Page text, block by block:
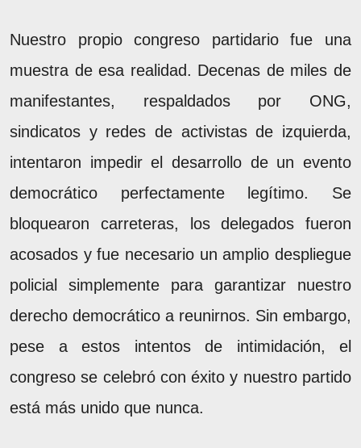
Nuestro propio congreso partidario fue una
muestra de esa realidad. Decenas de miles de
manifestantes, respaldados por ONG,
sindicatos y redes de activistas de izquierda,
intentaron impedir el desarrollo de un evento
democrático perfectamente legítimo. Se
bloquearon carreteras, los delegados fueron
acosados y fue necesario un amplio despliegue
policial simplemente para garantizar nuestro
derecho democrático a reunirnos. Sin embargo,
pese a estos intentos de intimidación, el
congreso se celebró con éxito y nuestro partido
está más unido que nunca.